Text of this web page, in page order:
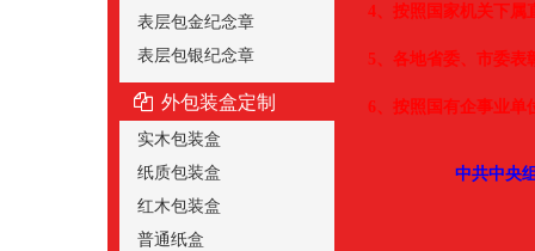
表层包金纪念章
表层包银纪念章
外包装盒定制
实木包装盒
纸质包装盒
红木包装盒
普通纸盒
4、按照国家机关下属
5、各地省委、市委
6、按照国有企事业单
中共中央